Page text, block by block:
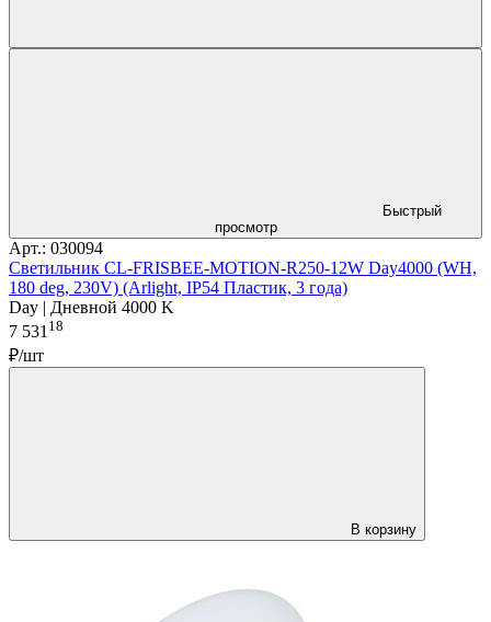
Быстрый
просмотр
Арт.: 030094
Светильник CL-FRISBEE-MOTION-R250-12W Day4000 (WH,
180 deg, 230V) (Arlight, IP54 Пластик, 3 года)
Day | Дневной 4000 K
7 53118
₽/шт
В корзину